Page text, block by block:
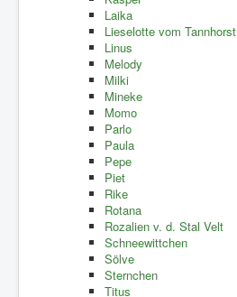
Laika
Lieselotte vom Tannhorst
Linus
Melody
Milki
Mineke
Momo
Parlo
Paula
Pepe
Piet
Rike
Rotana
Rozalien v. d. Stal Velt
Schneewittchen
Sölve
Sternchen
Titus